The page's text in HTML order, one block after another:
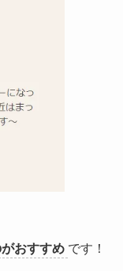
おすすめ です！